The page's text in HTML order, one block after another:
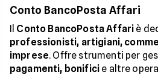
Conto BancoPosta Affari
Il Conto BancoPosta Affari è
professionisti, artigiani,
imprese. Offre strumenti per
pagamenti, bonifici e altre